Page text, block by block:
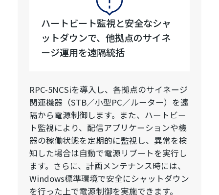
ハートビート監視と安全なシャ
ットダウンで、他拠点のサイネ
ージ運用を遠隔統括
RPC-5NCSiを導入し、各拠点のサイネージ
関連機器（STB／小型PC／ルーター）を遠
隔から電源制御します。また、ハートビー
ト監視により、配信アプリケーションや機
器の稼働状態を定期的に監視し、異常を検
知した場合は自動で電源リブートを実行し
ます。さらに、計画メンテナンス時には、
Windows標準環境で安全にシャットダウン
を行った上で電源制御を実施できます。